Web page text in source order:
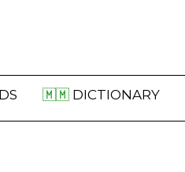
🇲🇲 DICTIONARY